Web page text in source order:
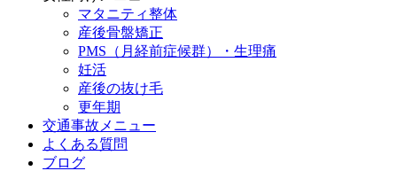
マタニティ整体
産後骨盤矯正
PMS（月経前症候群）・生理痛
妊活
産後の抜け毛
更年期
交通事故メニュー
よくある質問
ブログ